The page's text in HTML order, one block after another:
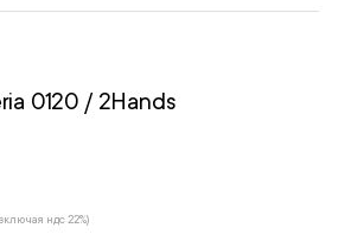
0120 / 2Hands
ндс 22%)